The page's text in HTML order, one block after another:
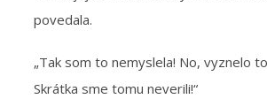
povedala.
„Tak som to nemyslela! No, vyznelo
Skrátka sme tomu neverili!“